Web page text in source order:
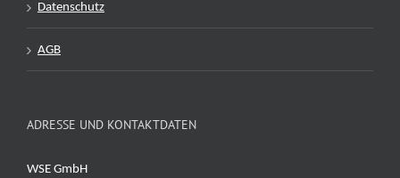
Datenschutz
AGB
ADRESSE UND KONTAKTDATEN
WSE GmbH